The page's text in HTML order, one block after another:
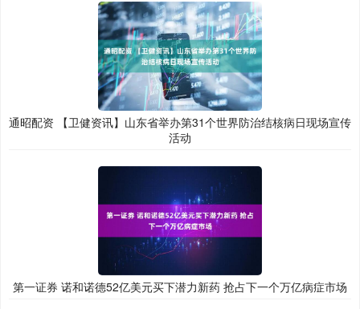
通昭配资 【卫健资讯】山东省举办第31个世界防治结核病日现场宣传
活动
第一证券 诺和诺德52亿美元买下潜力新药 抢占下一个万亿病症市场